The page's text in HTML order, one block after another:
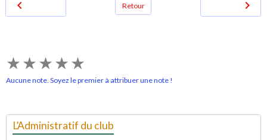
Retour
★★★★★
Aucune note. Soyez le premier à attribuer une note !
L’Administratif du club